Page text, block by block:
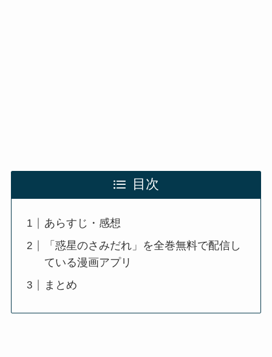
目次
あらすじ・感想
「惑星のさみだれ」を全巻無料で配信し
ている漫画アプリ
まとめ